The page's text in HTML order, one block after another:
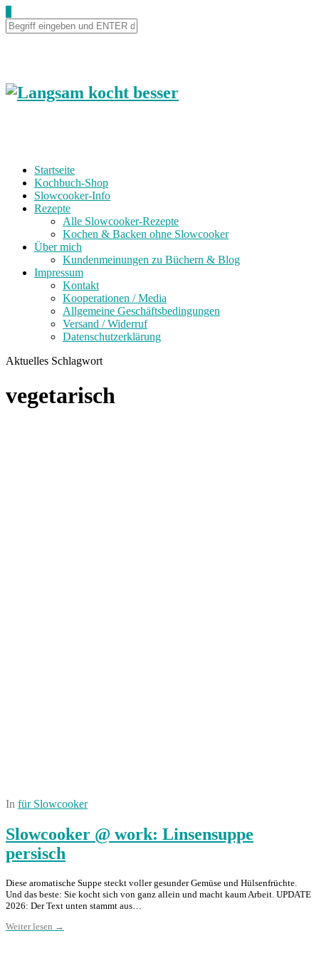
Startseite
Kochbuch-Shop
Slowcooker-Info
Rezepte
Alle Slowcooker-Rezepte
Kochen & Backen ohne Slowcooker
Über mich
Kundenmeinungen zu Büchern & Blog
Impressum
Kontakt
Kooperationen / Media
Allgemeine Geschäftsbedingungen
Versand / Widerruf
Datenschutzerklärung
Aktuelles Schlagwort
vegetarisch
In für Slowcooker
Slowcooker @ work: Linsensuppe
persisch
Diese aromatische Suppe steckt voller gesunder Gemüse und Hülsenfrüchte.
Und das beste: Sie kocht sich von ganz allein und macht kaum Arbeit. UPDATE
2026: Der Text unten stammt aus…
Weiter lesen →